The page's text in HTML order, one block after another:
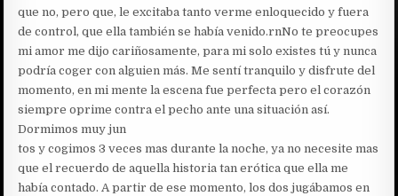
que no, pero que, le excitaba tanto verme enloquecido y fuera
de control, que ella también se había venido.rnNo te preocupes
mi amor me dijo cariñosamente, para mi solo existes tú y nunca
podría coger con alguien más. Me sentí tranquilo y disfrute del
momento, en mi mente la escena fue perfecta pero el corazón
siempre oprime contra el pecho ante una situación así.
Dormimos muy jun
tos y cogimos 3 veces mas durante la noche, ya no necesite mas
que el recuerdo de aquella historia tan erótica que ella me
había contado. A partir de ese momento, los dos jugábamos en